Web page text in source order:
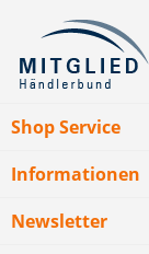
Shop Service
Informationen
Newsletter